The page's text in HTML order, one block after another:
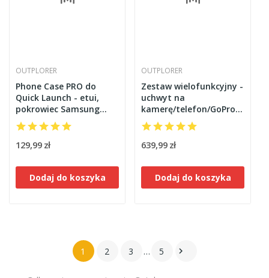
OUTPLORER
Phone Case PRO do
Quick Launch - etui,
pokrowiec Samsung
Galaxy S23 Outplorer
QPS23
129,99 zł
Dodaj do koszyka
OUTPLORER
Zestaw wielofunkcyjny -
uchwyt na
kamerę/telefon/GoPro/
montowany na
kierownicę Outplorer
H1000
639,99 zł
Dodaj do koszyka
1 2 3 … 5 